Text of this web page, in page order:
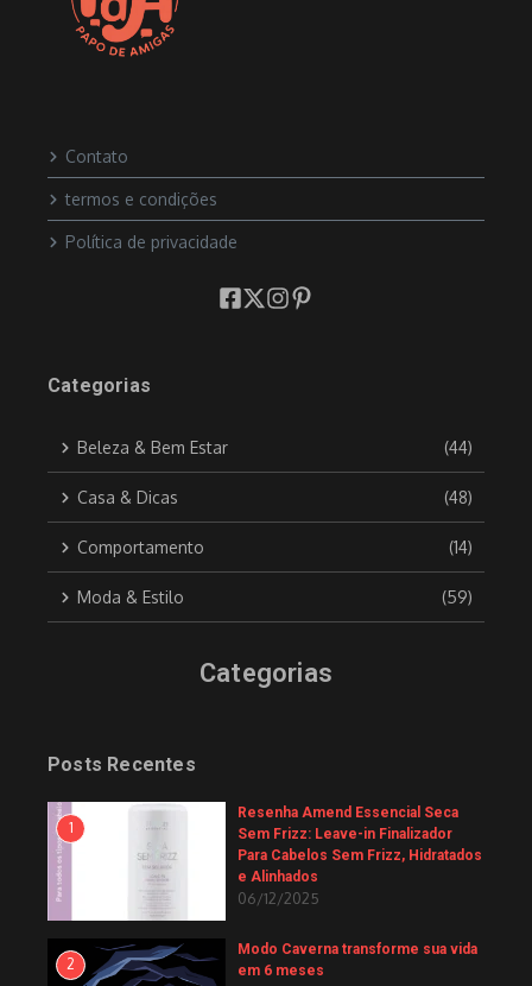
Contato
termos e condições
Política de privacidade
Categorias
Beleza & Bem Estar (44)
Casa & Dicas (48)
Comportamento (14)
Moda & Estilo (59)
Categorias
Posts Recentes
1
Resenha Amend Essencial Seca
Sem Frizz: Leave-in Finalizador
Para Cabelos Sem Frizz, Hidratados
e Alinhados
06/12/2025
2
Modo Caverna transforme sua vida
em 6 meses